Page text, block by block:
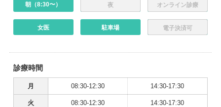
朝（8:30〜） 夜 オンライン診療
女医 駐車場 電子決済可
診療時間
月 08:30-12:30 14:30-17:30
火 08:30-12:30 14:30-17:30